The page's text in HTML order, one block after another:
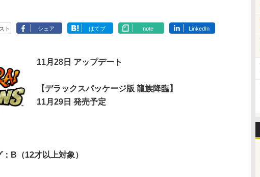
ト シェア はてブ note LinkedIn
11月28日 アップデート
【デラックスパッケージ版 龍族降臨】
11月29日 発売予定
B（12才以上対象）